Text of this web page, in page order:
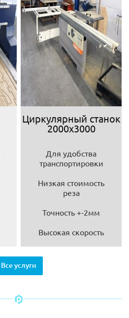
Циркулярный станок
2000х3000
Для удобства
транспортировки
Низкая стоимость
реза
Точность +-2мм
Высокая скорость
Все услуги